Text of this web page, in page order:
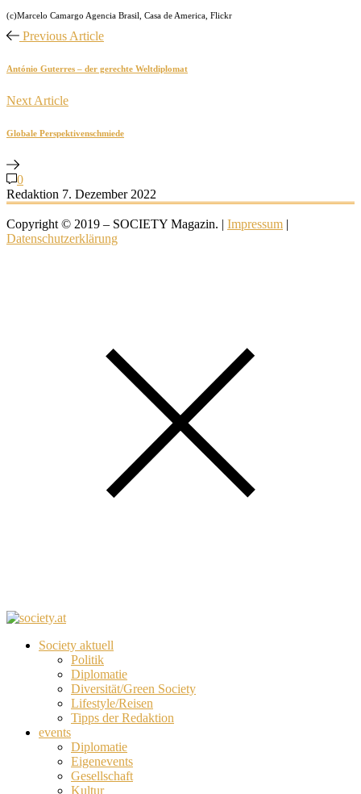
(c)Marcelo Camargo Agencia Brasil, Casa de America, Flickr
Previous Article
António Guterres – der gerechte Weltdiplomat
Next Article
Globale Perspektivenschmiede
0
Redaktion 7. Dezember 2022
Copyright © 2019 – SOCIETY Magazin. | Impressum |
Datenschutzerklärung
Society aktuell
Politik
Diplomatie
Diversität/Green Society
Lifestyle/Reisen
Tipps der Redaktion
events
Diplomatie
Eigenevents
Gesellschaft
Kultur